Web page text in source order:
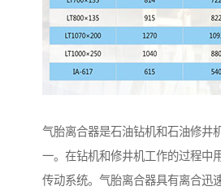
气胎离合器是石油钻机和石油修井
一。在钻机和修井机工作的过程中
传动系统。气胎离合器具有离合迅